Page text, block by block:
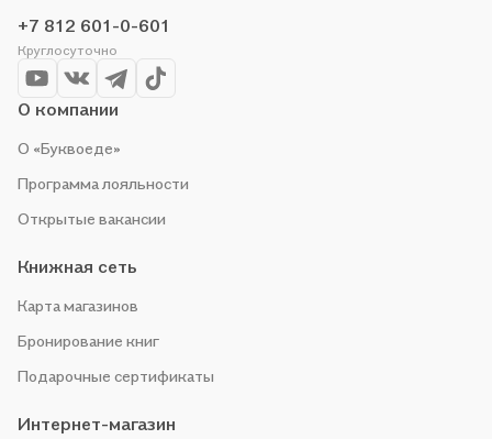
+7 812 601-0-601
Круглосуточно
О компании
О «Буквоеде»
Программа лояльности
Открытые вакансии
Книжная сеть
Карта магазинов
Бронирование книг
Подарочные сертификаты
Интернет-магазин